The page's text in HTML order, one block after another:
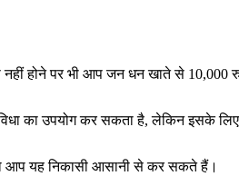
होने पर भी आप जन धन खाते से
का उपयोग कर सकता है, लेकिन इसके
आप यह निकासी आसानी से कर सकते हैं।